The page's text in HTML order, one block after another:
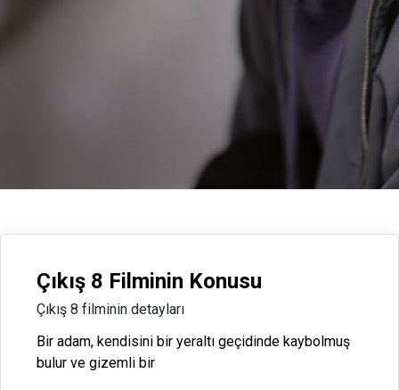
Çıkış 8 Filminin Konusu
Çıkış 8 filminin detayları
Bir adam, kendisini bir yeraltı geçidinde kaybolmuş
bulur ve gizemli bir